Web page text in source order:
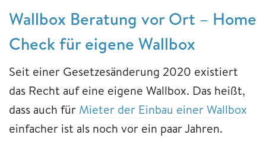
Wallbox Beratung vor Ort – Home
Check für eigene Wallbox
Seit einer Gesetzesänderung 2020 existiert
das Recht auf eine eigene Wallbox. Das heißt,
dass auch für Mieter der Einbau einer Wallbox
einfacher ist als noch vor ein paar Jahren.